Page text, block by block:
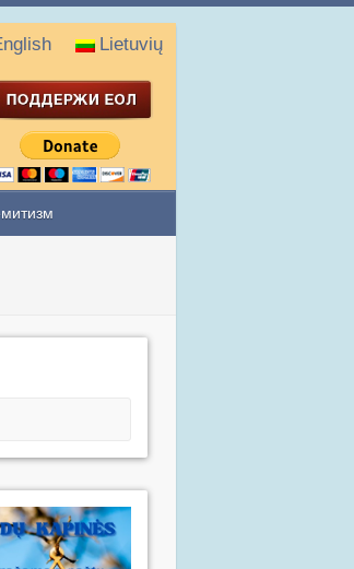
Lietuvių